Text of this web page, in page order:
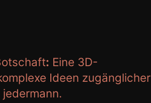
: Eine 3D-
Ideen zugänglicher